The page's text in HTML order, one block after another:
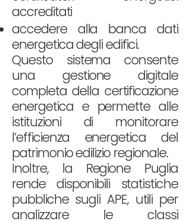
accreditati
accedere alla banca dati
energetica degli edifici.
Questo sistema consente
una gestione digitale
completa della certificazione
energetica e permette alle
istituzioni di monitorare
l’efficienza energetica del
patrimonio edilizio regionale.
Inoltre, la Regione Puglia
rende disponibili statistiche
pubbliche sugli APE, utili per
analizzare le classi